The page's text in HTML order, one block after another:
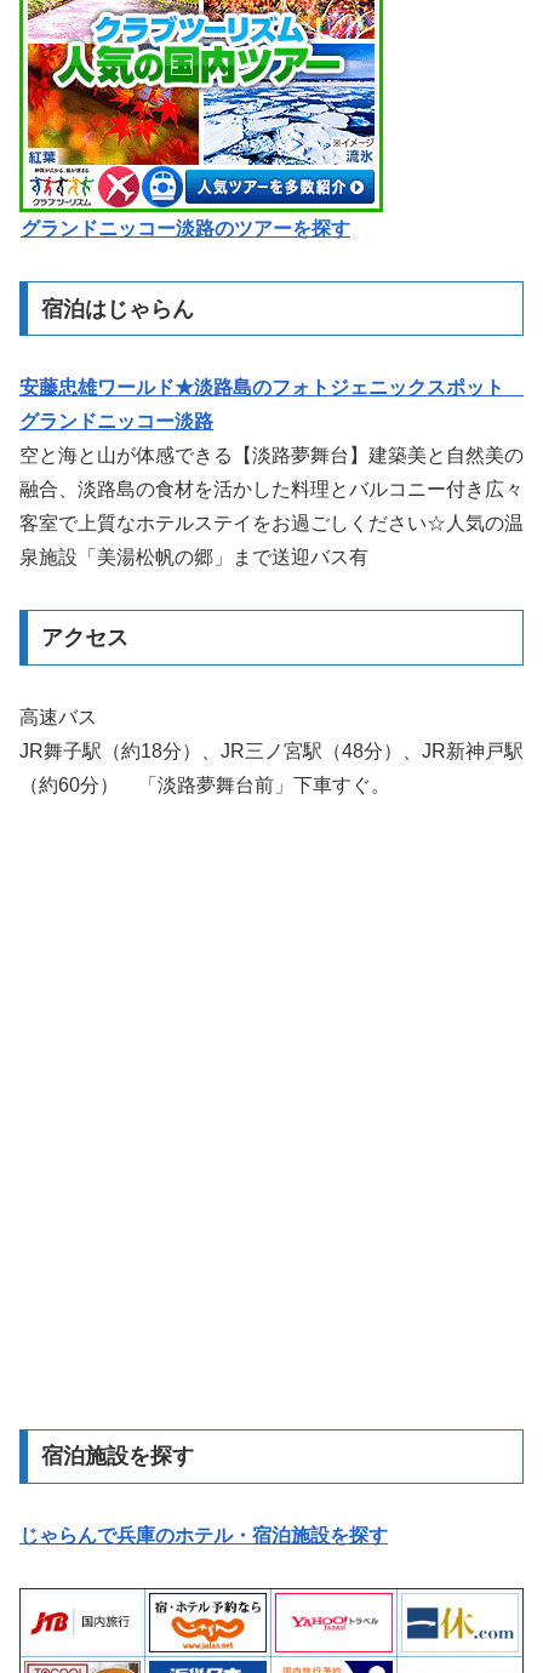
グランドニッコー淡路のツアーを探す
宿泊はじゃらん
安藤忠雄ワールド★淡路島のフォトジェニックスポット
グランドニッコー淡路
空と海と山が体感できる【淡路夢舞台】建築美と自然美の
融合、淡路島の食材を活かした料理とバルコニー付き広々
客室で上質なホテルステイをお過ごしください☆人気の温
泉施設「美湯松帆の郷」まで送迎バス有
アクセス
高速バス
JR舞子駅（約18分）、JR三ノ宮駅（48分）、JR新神戸駅
（約60分） 「淡路夢舞台前」下車すぐ。
宿泊施設を探す
じゃらんで兵庫のホテル・宿泊施設を探す